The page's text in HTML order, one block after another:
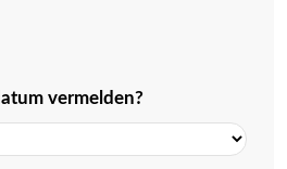
vermelden?